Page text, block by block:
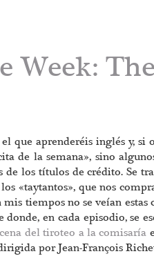
Week:
que aprenderéis inglés y, si
de la semana», sino
los títulos de crédito. Se
«taytantos», que nos
tiempos no se veían estas
en cada episodio, se
del tiroteo a la comisaría
por Jean-François